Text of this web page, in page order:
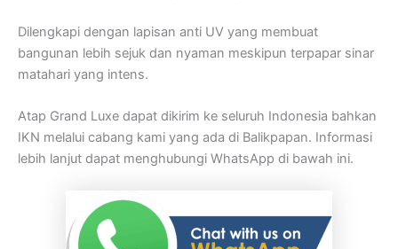
Dilengkapi dengan lapisan anti UV yang membuat
bangunan lebih sejuk dan nyaman meskipun terpapar sinar
matahari yang intens.
Atap Grand Luxe dapat dikirim ke seluruh Indonesia bahkan
IKN melalui cabang kami yang ada di Balikpapan. Informasi
lebih lanjut dapat menghubungi WhatsApp di bawah ini.